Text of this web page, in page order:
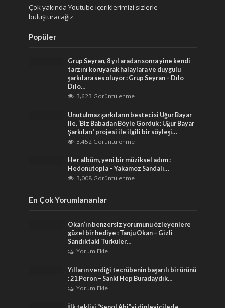
Çok yakında Youtube içeriklerimizi sizlerle
buluşturacağız.
Popüler
Grup Seyran, 8 yıl aradan sonra yine kendi
tarzını koruyarak halaylara ve duygulu
şarkılara ses oluyor : Grup Seyran – Dılo
Dılo…
3,623 Görüntülenme
Unutulmaz şarkıların bestecisi Uğur Bayar
ile, ‘Biz Babadan Böyle Gördük : Uğur Bayar
Şarkıları’ projesi ile ilgili bir söyleşi…
3,452 Görüntülenme
Her albüm, yeni bir müziksel adım :
Hedonutopia – Yakamoz Sandalı…
3,008 Görüntülenme
En Çok Yorumlananlar
Okan’ın benzersiz yorumunu özleyenlere
güzel bir hediye : Tanju Okan – Gizli
Sandıktaki Türküler…
Yorum Ekle
Yılların verdiği tecrübenin başarılı bir ürünü
: 21.Peron – Sanki Hep Buradaydık…
Yorum Ekle